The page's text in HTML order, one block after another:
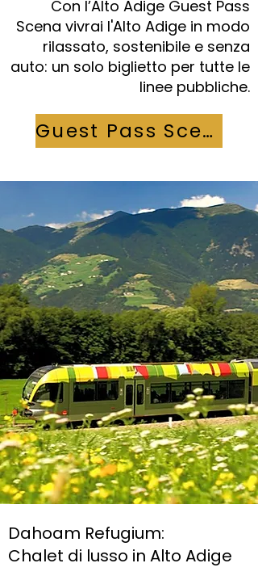
Con l’Alto Adige Guest Pass
Scena vivrai l'Alto Adige in modo
rilassato, sostenibile e senza
auto: un solo biglietto per tutte le
linee pubbliche.
Guest Pass Scena
Dahoam Refugium:
Chalet di lusso in Alto Adige